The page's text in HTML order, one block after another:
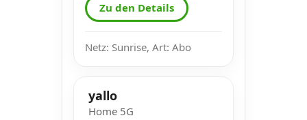
Zu den Details
Netz: Sunrise, Art: Abo
yallo
Home 5G